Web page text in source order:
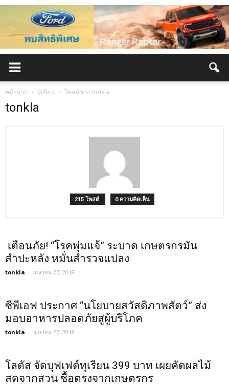
หน้าแรก ผู้เขียน โพสต์ของ tonkla
tonkla
215 โพสต์ 0 ความคิดเห็น
เตือนภัย! “โรคพุ่มแจ้” ระบาด เกษตรกรมัน
สำปะหลัง หมั่นสำรวจแปลง
tonkla - เมษายน 27, 2018
ซีพีเอฟ ประกาศ “นโยบายสวัสดิภาพสัตว์” ส่ง
มอบอาหารปลอดภัยสู่ผู้บริโภค
tonkla - เมษายน 27, 2018
โลตัส จัดบุฟเฟต์ทุเรียน 399 บาท เผยคัดผลไม้
สดจากสวน ซื้อตรงจากเกษตรกร